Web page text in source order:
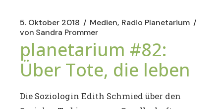
5. Oktober 2018 Medien Radio Planetarium
von Sandra Prommer
planetarium #82:
Über Tote, die leben
Die Soziologin Edith Schmied über den